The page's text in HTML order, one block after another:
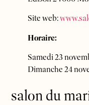
Site web:www.sa
Horaire:
Samedi 23
Dimanche 24
salon du